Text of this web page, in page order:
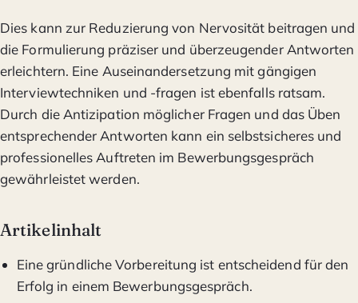
Dies kann zur Reduzierung von Nervosität beitragen und
die Formulierung präziser und überzeugender Antworten
erleichtern. Eine Auseinandersetzung mit gängigen
Interviewtechniken und -fragen ist ebenfalls ratsam.
Durch die Antizipation möglicher Fragen und das Üben
entsprechender Antworten kann ein selbstsicheres und
professionelles Auftreten im Bewerbungsgespräch
gewährleistet werden.
Artikelinhalt
Eine gründliche Vorbereitung ist entscheidend für den
Erfolg in einem Bewerbungsgespräch.